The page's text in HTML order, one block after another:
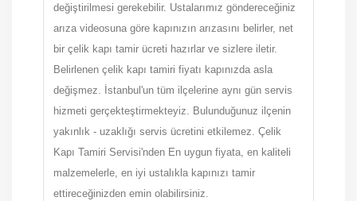
değiştirilmesi gerekebilir. Ustalarımız göndereceğiniz
arıza videosuna göre kapınızın arızasını belirler, net
bir çelik kapı tamir ücreti hazırlar ve sizlere iletir.
Belirlenen çelik kapı tamiri fiyatı kapınızda asla
değişmez. İstanbul'un tüm ilçelerine aynı gün servis
hizmeti gerçekteştirmekteyiz. Bulunduğunuz ilçenin
yakınlık - uzaklığı servis ücretini etkilemez. Çelik
Kapı Tamiri Servisi'nden En uygun fiyata, en kaliteli
malzemelerle, en iyi ustalıkla kapınızı tamir
ettireceğinizden emin olabilirsiniz.